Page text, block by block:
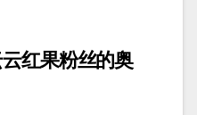
红果粉丝的奥